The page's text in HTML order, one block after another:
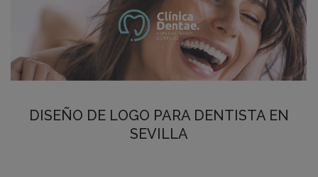
DISEÑO DE LOGO PARA DENTISTA EN
SEVILLA